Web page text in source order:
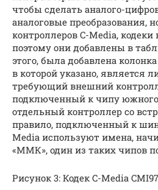
чтобы сделать аналого-
аналоговые преобразования,
контроллеров C-Media,
поэтому они добавлены в
этого, была добавлена
в которой указано, является
требующий внешний
подключенный к чипу южного
отдельный контроллер со
правило, подключенный к
Media используют имена,
«ММК», один из таких чипов
Рисунок 3: Кодек C-Media